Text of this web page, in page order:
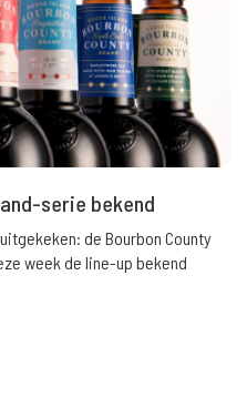
serie bekend
de Bourbon County
week de line-up bekend